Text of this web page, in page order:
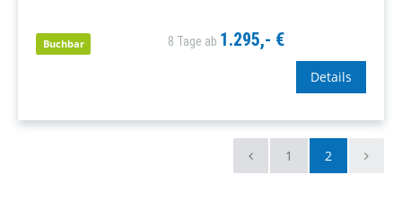
Küche. Eine Entdeckungsreise...
Buchbar 8 Tage ab 1.295,- €
Details
1 2